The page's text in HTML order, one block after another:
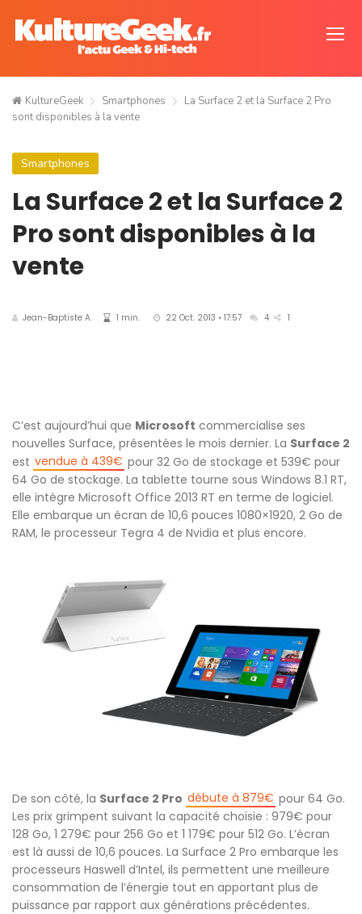
KultureGeek Smartphones
La Surface 2 et la Surface 2 Pro
sont disponibles à la vente
Smartphones
La Surface 2 et la Surface 2
Pro sont disponibles à la
vente
Jean-Baptiste A. 1 min. 22 Oct. 2013 • 17:57 4 1
C’est aujourd’hui que Microsoft commercialise ses
nouvelles Surface, présentées le mois dernier. La Surface 2
est vendue à 439€ pour 32 Go de stockage et 539€ pour
64 Go de stockage. La tablette tourne sous Windows 8.1 RT,
elle intègre Microsoft Office 2013 RT en terme de logiciel.
Elle embarque un écran de 10,6 pouces 1080×1920, 2 Go de
RAM, le processeur Tegra 4 de Nvidia et plus encore.
De son côté, la Surface 2 Pro débute à 879€ pour 64 Go.
Les prix grimpent suivant la capacité choisie : 979€ pour
128 Go, 1 279€ pour 256 Go et 1 179€ pour 512 Go. L’écran
est là aussi de 10,6 pouces. La Surface 2 Pro embarque les
processeurs Haswell d’Intel, ils permettent une meilleure
consommation de l’énergie tout en apportant plus de
puissance par rapport aux générations précédentes.